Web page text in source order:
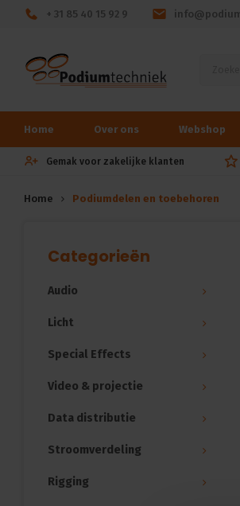
+ 31 85 40 15 92 9
Home Over ons Webshop
Gemak voor zakelijke klanten
Home Podiumdelen en toebehoren
Categorieën
Audio
Licht
Special Effects
Video & projectie
Data distributie
Stroomverdeling
Rigging